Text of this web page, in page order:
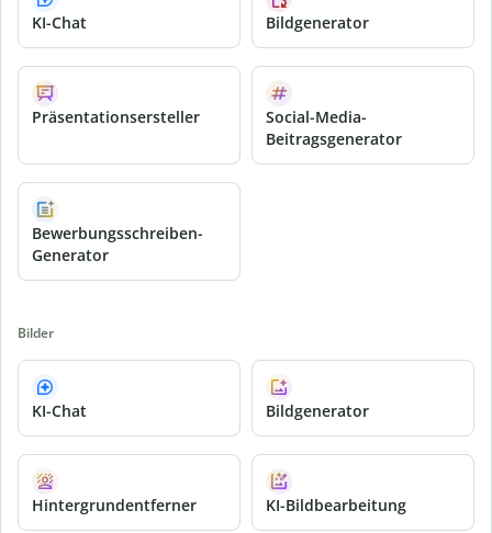
KI-Chat Bildgenerator
Präsentationsersteller
Social-Media-
Beitragsgenerator
Bewerbungsschreiben-
Generator
Bilder
KI-Chat Bildgenerator
Hintergrundentferner KI-Bildbearbeitung